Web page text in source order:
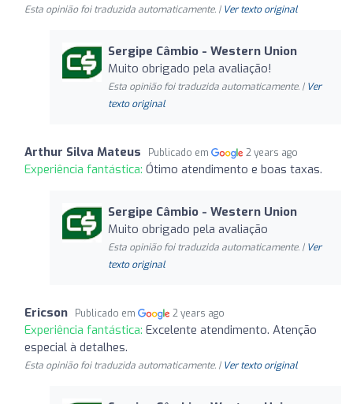
Esta opinião foi traduzida automaticamente. | Ver texto original
Sergipe Câmbio - Western Union
Muito obrigado pela avaliação!
Esta opinião foi traduzida automaticamente. | Ver
texto original
Arthur Silva Mateus Publicado em 2 years ago
Experiência fantástica: Ótimo atendimento e boas taxas.
Sergipe Câmbio - Western Union
Muito obrigado pela avaliação
Esta opinião foi traduzida automaticamente. | Ver
texto original
Ericson Publicado em 2 years ago
Experiência fantástica: Excelente atendimento. Atenção
especial à detalhes.
Esta opinião foi traduzida automaticamente. | Ver texto original